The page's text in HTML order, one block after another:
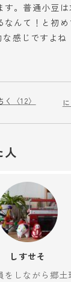
す。普通小豆
なんて！と初
感じですよね
〈12〉
人
しすせそ
をしながら郷